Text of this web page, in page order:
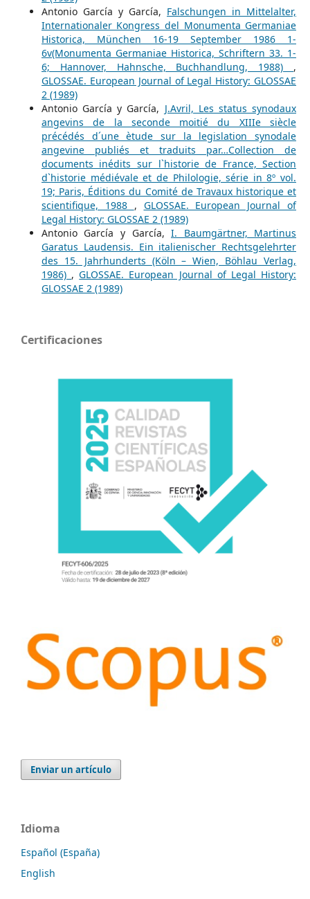
Antonio García y García, Falschungen in Mittelalter,
Internationaler Kongress del Monumenta Germaniae
Historica, München 16-19 September 1986 1-
6v(Monumenta Germaniae Historica, Schriftern 33. 1-
6; Hannover, Hahnsche, Buchhandlung, 1988) ,
GLOSSAE. European Journal of Legal History: GLOSSAE
2 (1989)
Antonio García y García, J.Avril, Les status synodaux
angevins de la seconde moitié du XIIIe siècle
précédés d´une ètude sur la legislation synodale
angevine publiés et traduits par…Collection de
documents inédits sur l`historie de France, Section
d`historie médiévale et de Philologie, série in 8º vol.
19; Paris, Éditions du Comité de Travaux historique et
scientifique, 1988 , GLOSSAE. European Journal of
Legal History: GLOSSAE 2 (1989)
Antonio García y García,I. Baumgärtner, Martinus
Garatus Laudensis. Ein italienischer Rechtsgelehrter
des 15. Jahrhunderts (Köln – Wien, Böhlau Verlag,
1986) ,GLOSSAE. European Journal of Legal History:
GLOSSAE 2 (1989)
Certificaciones
Enviar un artículo
Idioma
Español (España)
English